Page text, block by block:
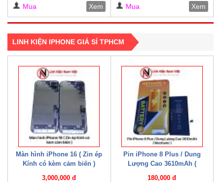
Mua Xem Mua Xem
LINH KIỆN IPHONE GIÁ SỈ TPHCM
Màn hình iPhone 16 ( Zin ép
Kính có kèm cảm biến )
3,000,000 đ
Pin iPhone 8 Plus / Dung
Lượng Cao 3610mAh (
180,000 đ